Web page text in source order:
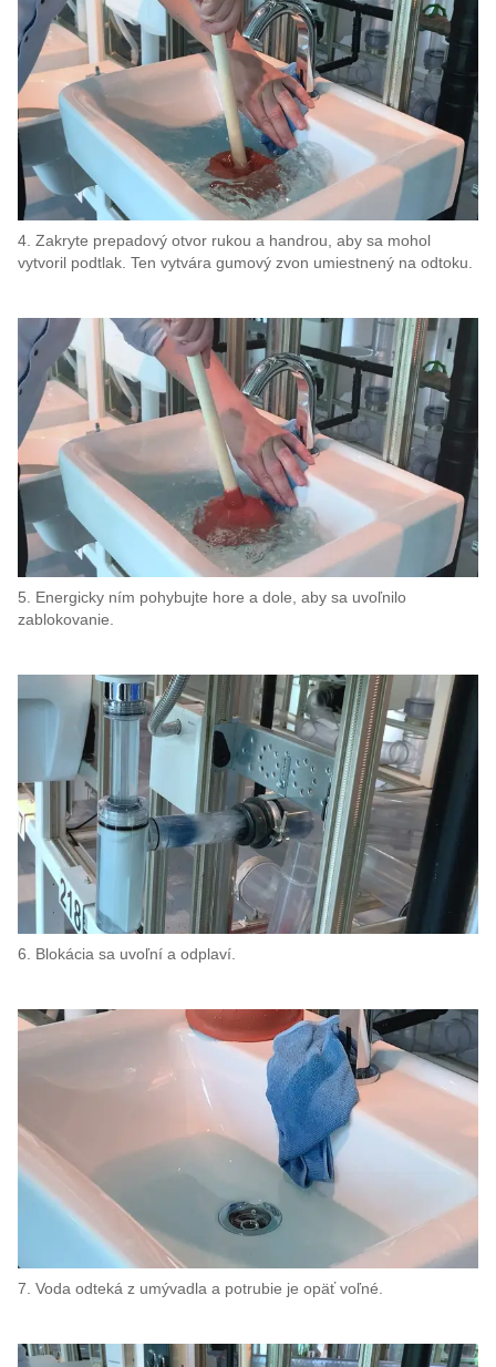
4. Zakryte prepadový otvor rukou a handrou, aby sa mohol
vytvoril podtlak. Ten vytvára gumový zvon umiestnený na odtoku.
5. Energicky ním pohybujte hore a dole, aby sa uvoľnilo
zablokovanie.
6. Blokácia sa uvoľní a odplaví.
7. Voda odteká z umývadla a potrubie je opäť voľné.